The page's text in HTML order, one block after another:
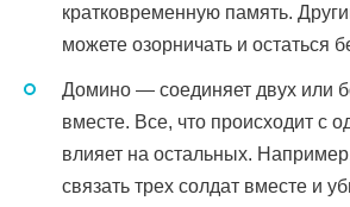
кратковременную память.
можете озорничать и остаться
Домино — соединяет двух или
вместе. Все, что происходит с
влияет на остальных.
связать трех солдат вместе и